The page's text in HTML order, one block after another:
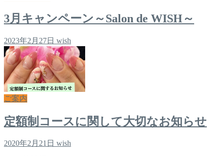
3月キャンペーン～Salon de WISH～
2023年2月27日 wish
ご案内
定額制コースに関して大切なお知らせ
2020年2月21日 wish